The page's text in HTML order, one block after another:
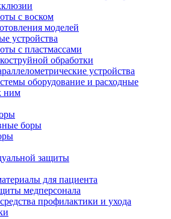
с воском
моделей
устройства
с пластмассами
обработки
устройства
оборудование и расходные
ним
боры
защиты
для пациента
медперсонала
профилактики и ухода